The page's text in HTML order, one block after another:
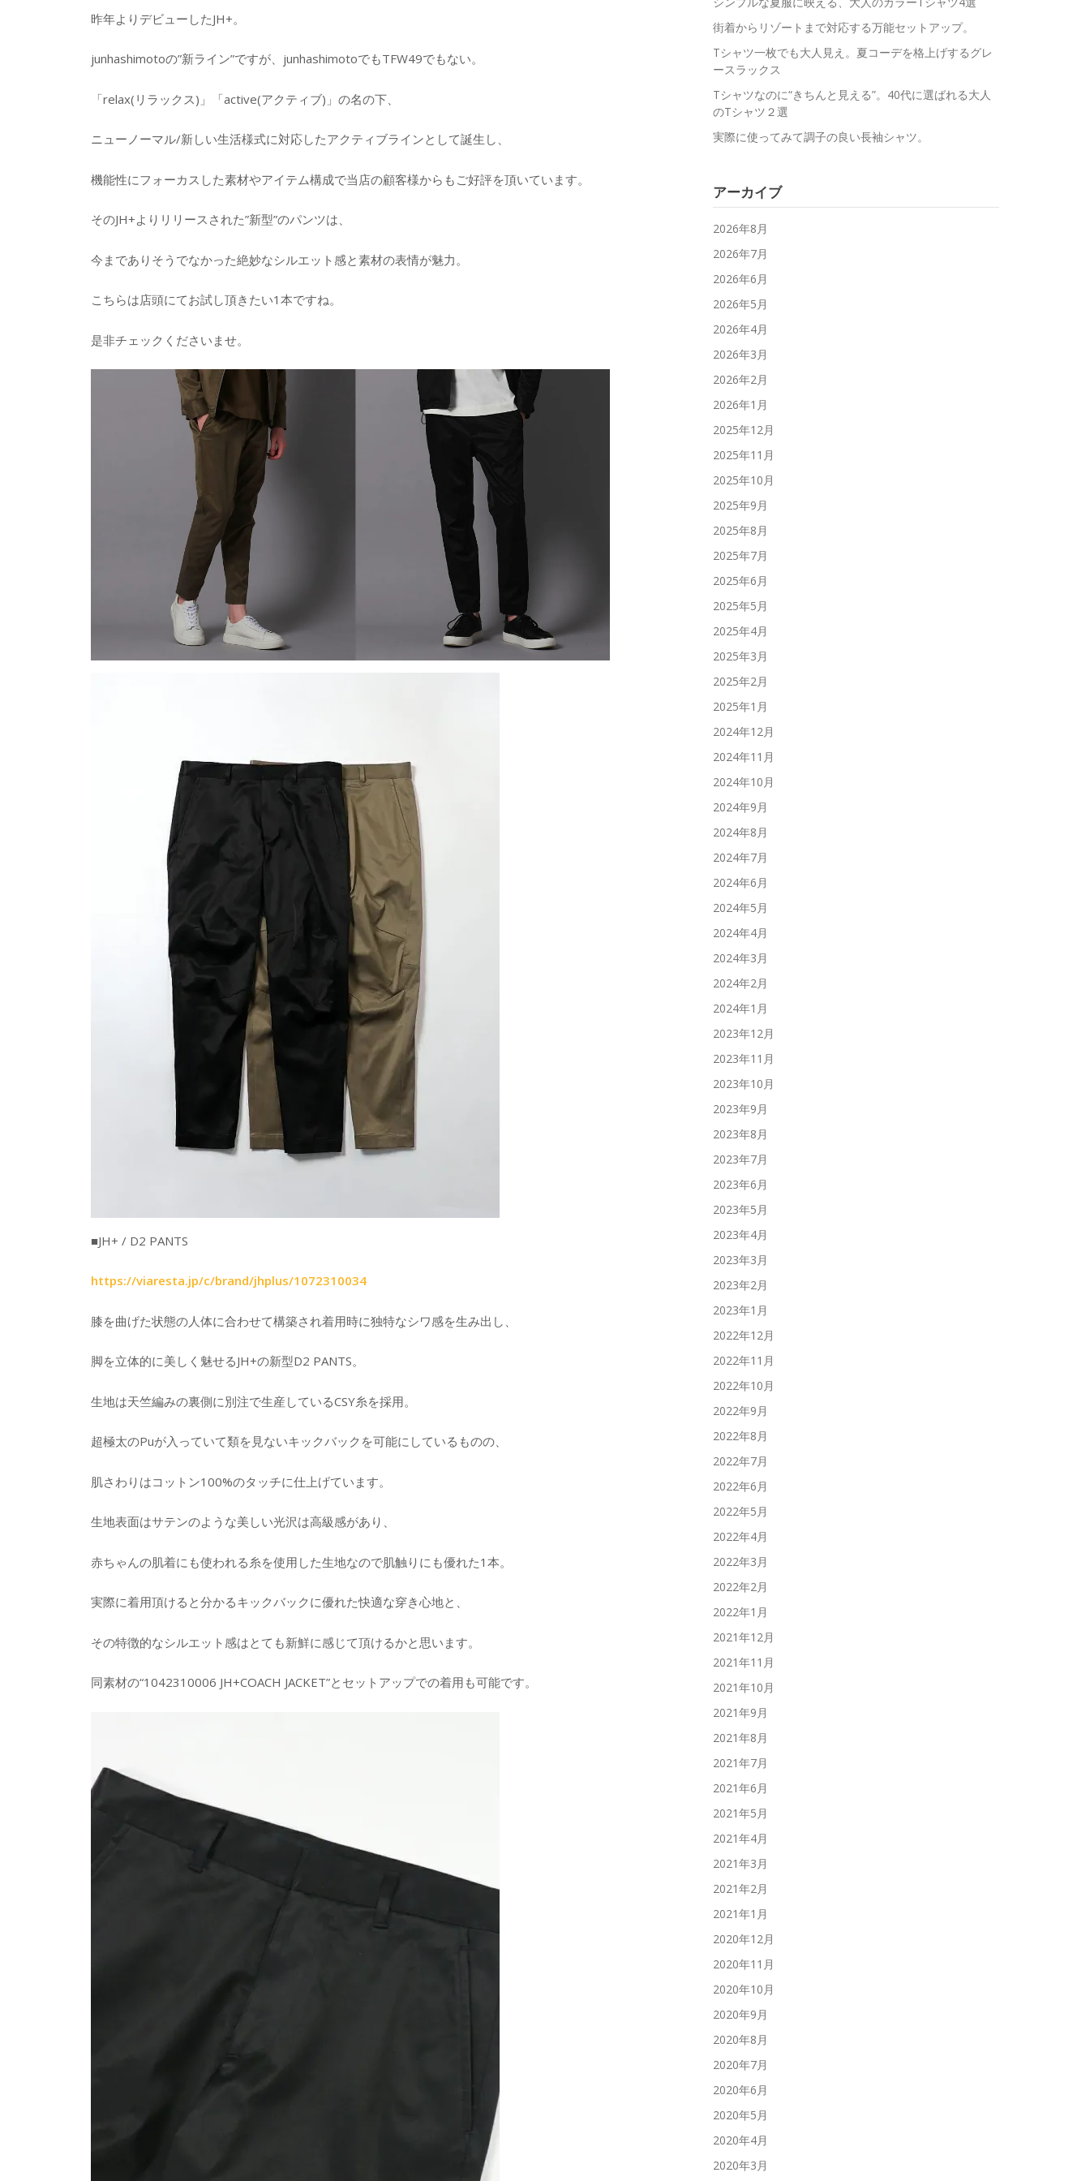
昨年よりデビューしたJH+。
junhashimotoの”新ライン”ですが、junhashimotoでもTFW49でもない。
「relax(リラックス)」「active(アクティブ)」の名の下、
ニューノーマル/新しい生活様式に対応したアクティブラインとして誕生し、
機能性にフォーカスした素材やアイテム構成で当店の顧客様からもご好評を頂いています。
そのJH+よりリリースされた”新型”のパンツは、
今までありそうでなかった絶妙なシルエット感と素材の表情が魅力。
こちらは店頭にてお試し頂きたい1本ですね。
是非チェックくださいませ。
■JH+ / D2 PANTS
https://viaresta.jp/c/brand/jhplus/1072310034
膝を曲げた状態の人体に合わせて構築され着用時に独特なシワ感を生み出し、
脚を立体的に美しく魅せるJH+の新型D2 PANTS。
生地は天竺編みの裏側に別注で生産しているCSY糸を採用。
超極太のPuが入っていて類を見ないキックバックを可能にしているものの、
肌さわりはコットン100%のタッチに仕上げています。
生地表面はサテンのような美しい光沢は高級感があり、
赤ちゃんの肌着にも使われる糸を使用した生地なので肌触りにも優れた1本。
実際に着用頂けると分かるキックバックに優れた快適な穿き心地と、
その特徴的なシルエット感はとても新鮮に感じて頂けるかと思います。
同素材の“1042310006 JH+COACH JACKET”とセットアップでの着用も可能です。
街着からリゾートまで対応する万能セットアップ。
Tシャツ一枚でも大人見え。夏コーデを格上げするグレ
ースラックス
Tシャツなのに“きちんと見える”。40代に選ばれる大人
のTシャツ２選
実際に使ってみて調子の良い長袖シャツ。
アーカイブ
2026年8月
2026年7月
2026年6月
2026年5月
2026年4月
2026年3月
2026年2月
2026年1月
2025年12月
2025年11月
2025年10月
2025年9月
2025年8月
2025年7月
2025年6月
2025年5月
2025年4月
2025年3月
2025年2月
2025年1月
2024年12月
2024年11月
2024年10月
2024年9月
2024年8月
2024年7月
2024年6月
2024年5月
2024年4月
2024年3月
2024年2月
2024年1月
2023年12月
2023年11月
2023年10月
2023年9月
2023年8月
2023年7月
2023年6月
2023年5月
2023年4月
2023年3月
2023年2月
2023年1月
2022年12月
2022年11月
2022年10月
2022年9月
2022年8月
2022年7月
2022年6月
2022年5月
2022年4月
2022年3月
2022年2月
2022年1月
2021年12月
2021年11月
2021年10月
2021年9月
2021年8月
2021年7月
2021年6月
2021年5月
2021年4月
2021年3月
2021年2月
2021年1月
2020年12月
2020年11月
2020年10月
2020年9月
2020年8月
2020年7月
2020年6月
2020年5月
2020年4月
2020年3月